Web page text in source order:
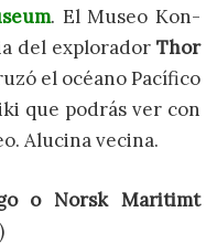
. El Museo Kon-
del explorador Thor
el océano Pacífico
que podrás ver con
Alucina vecina.
o Norsk Maritimt